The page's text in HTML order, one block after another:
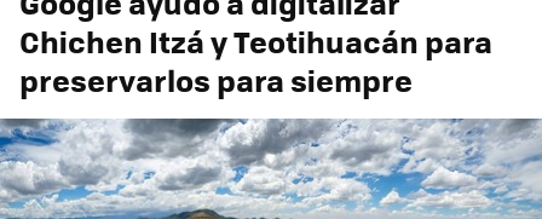
Chichen Itzá y Teotihuacán para
preservarlos para siempre